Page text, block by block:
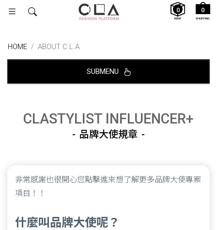
SHOPPING
0
RENT
0
HOME ABOUT C.L.A
SUBMENU
CLASTYLIST INFLUENCER+
品牌大使規章
非常感謝也很開心您點擊進來想了解更多品牌大使專案
項目！！
什麼叫品牌大使呢？